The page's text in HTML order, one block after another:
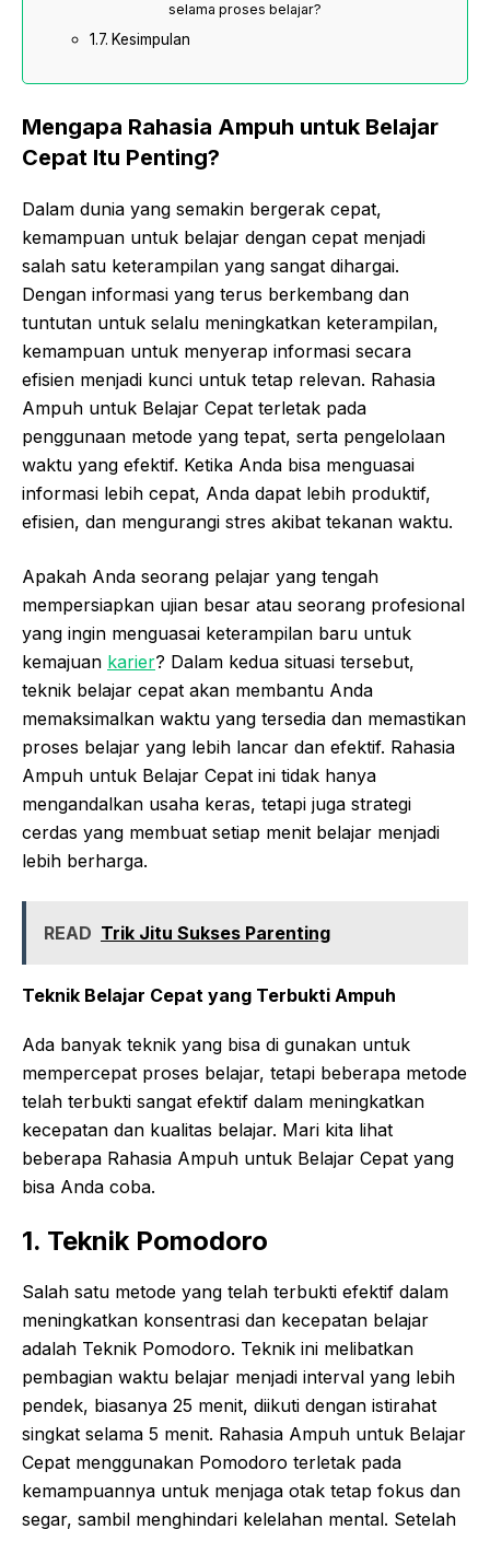
selama proses belajar?
Kesimpulan
Mengapa Rahasia Ampuh untuk Belajar
Cepat Itu Penting?
Dalam dunia yang semakin bergerak cepat,
kemampuan untuk belajar dengan cepat menjadi
salah satu keterampilan yang sangat dihargai.
Dengan informasi yang terus berkembang dan
tuntutan untuk selalu meningkatkan keterampilan,
kemampuan untuk menyerap informasi secara
efisien menjadi kunci untuk tetap relevan. Rahasia
Ampuh untuk Belajar Cepat terletak pada
penggunaan metode yang tepat, serta pengelolaan
waktu yang efektif. Ketika Anda bisa menguasai
informasi lebih cepat, Anda dapat lebih produktif,
efisien, dan mengurangi stres akibat tekanan waktu.
Apakah Anda seorang pelajar yang tengah
mempersiapkan ujian besar atau seorang profesional
yang ingin menguasai keterampilan baru untuk
kemajuan karier? Dalam kedua situasi tersebut,
teknik belajar cepat akan membantu Anda
memaksimalkan waktu yang tersedia dan memastikan
proses belajar yang lebih lancar dan efektif. Rahasia
Ampuh untuk Belajar Cepat ini tidak hanya
mengandalkan usaha keras, tetapi juga strategi
cerdas yang membuat setiap menit belajar menjadi
lebih berharga.
READ Trik Jitu Sukses Parenting
Teknik Belajar Cepat yang Terbukti Ampuh
Ada banyak teknik yang bisa di gunakan untuk
mempercepat proses belajar, tetapi beberapa metode
telah terbukti sangat efektif dalam meningkatkan
kecepatan dan kualitas belajar. Mari kita lihat
beberapa Rahasia Ampuh untuk Belajar Cepat yang
bisa Anda coba.
1. Teknik Pomodoro
Salah satu metode yang telah terbukti efektif dalam
meningkatkan konsentrasi dan kecepatan belajar
adalah Teknik Pomodoro. Teknik ini melibatkan
pembagian waktu belajar menjadi interval yang lebih
pendek, biasanya 25 menit, diikuti dengan istirahat
singkat selama 5 menit. Rahasia Ampuh untuk Belajar
Cepat menggunakan Pomodoro terletak pada
kemampuannya untuk menjaga otak tetap fokus dan
segar, sambil menghindari kelelahan mental. Setelah